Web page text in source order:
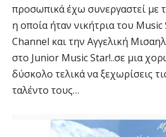
προσωπικά έχω συνεργαστεί με
η οποία ήταν νικήτρια του
Channel και την Αγγελική
στο Junior Music Star!..σε μια
δύσκολο τελικά να ξεχωρίσεις
ταλέντο τους…